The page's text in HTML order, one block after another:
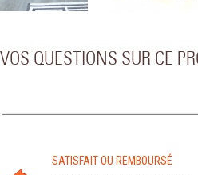
VOS QUESTIONS SUR CE
SATISFAIT OU REMBOURSÉ